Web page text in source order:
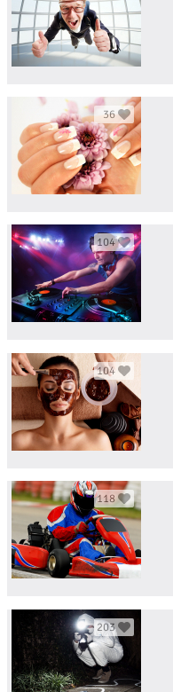
36
104
104
118
203